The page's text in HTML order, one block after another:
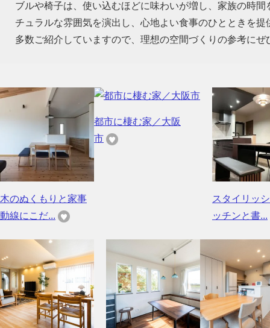
ブルや椅子は、使い込むほどに味わいが増し、家族の時
チュラルな雰囲気を演出し、心地よい食事のひとときを
多数ご紹介していますので、理想の空間づくりの参考にぜ
木のぬくもりと家事
動線にこだ...
都市に棲む家／大阪
市
スタイリッ
ッチンと書...